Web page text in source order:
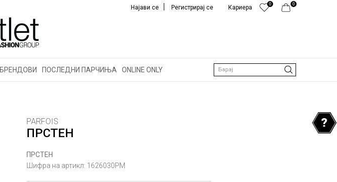
0
0
Кариера
Најави се Регистрирај се
БРЕНДОВИ ПОСЛЕДНИ ПАРЧИЊА ONLINE ONLY Барај
PARFOIS
ПРСТЕН
ПРСТЕН
Шифра на артикл: 1626030PM